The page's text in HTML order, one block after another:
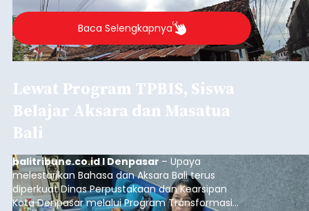
merosot ke kategori miskin.
Baca Selengkapnya
Lewat Program TPBIS, Siswa
Belajar Aksara dan Masatua
Bali
balitribune.co.id I Denpasar – Upaya
melestarikan Bahasa dan Aksara Bali terus
diperkuat Dinas Perpustakaan dan Kearsipan
Kota Denpasar melalui Program Transformasi